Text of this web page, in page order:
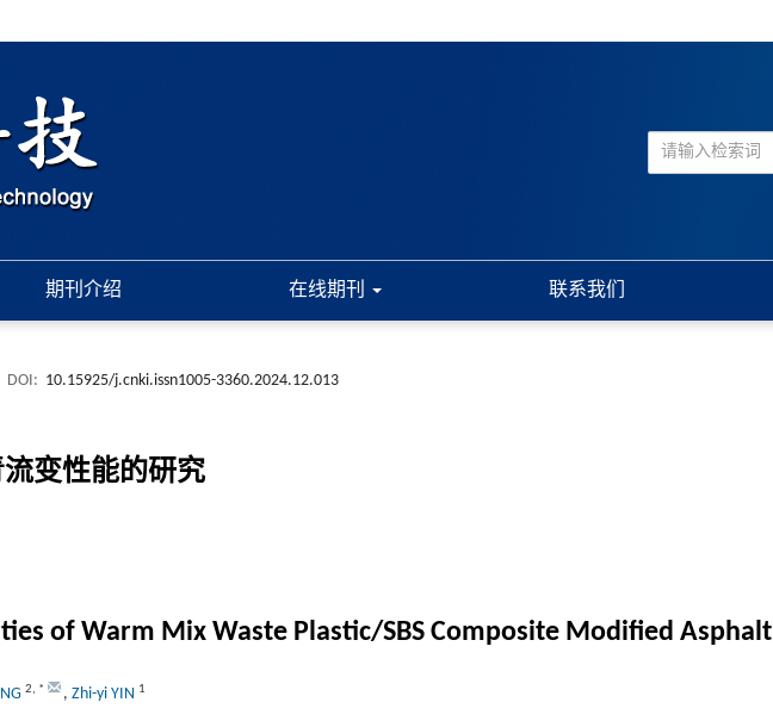
期刊介绍 在线期刊 联系我们
DOI: 10.15925/j.cnki.issn1005-3360.2024.12.013
变性能的研究
of Warm Mix Waste Plastic/SBS Composite Modified Asphalt
2, * , Zhi-yi YIN 1